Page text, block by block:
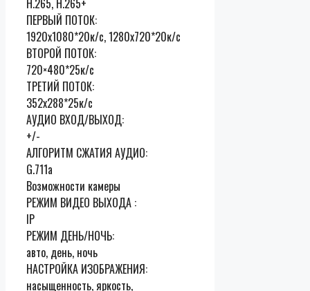
H.265, H.265+
ПЕРВЫЙ ПОТОК:
1920х1080*20к/с, 1280х720*20к/с
ВТОРОЙ ПОТОК:
720×480*25к/с
ТРЕТИЙ ПОТОК:
352х288*25к/с
АУДИО ВХОД/ВЫХОД:
+/-
АЛГОРИТМ СЖАТИЯ АУДИО:
G.711a
Возможности камеры
РЕЖИМ ВИДЕО ВЫХОДА :
IP
РЕЖИМ ДЕНЬ/НОЧЬ:
авто, день, ночь
НАСТРОЙКА ИЗОБРАЖЕНИЯ:
насыщенность, яркость,